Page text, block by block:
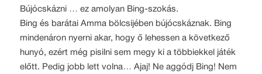
Bújócskázni … ez amolyan Bing-szokás.
Bing és barátai Amma bölcsijében bújócskáznak. Bing
mindenáron nyerni akar, hogy ő lehessen a következő
hunyó, ezért még pisilni sem megy ki a többiekkel játék
előtt. Pedig jobb lett volna… Ajaj! Ne aggódj Bing! Nem